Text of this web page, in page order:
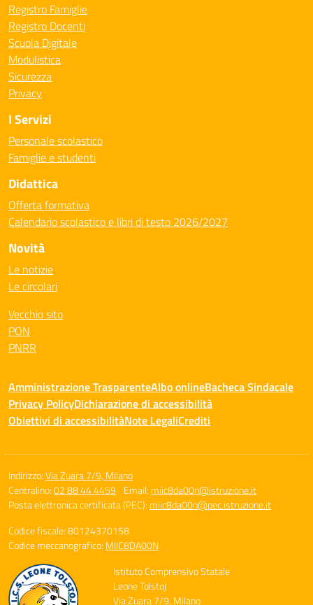
Registro Famiglie
Registro Docenti
Scuola Digitale
Modulistica
Sicurezza
Privacy
I Servizi
Personale scolastico
Famiglie e studenti
Didattica
Offerta formativa
Calendario scolastico e libri di testo 2026/2027
Novità
Le notizie
Le circolari
Vecchio sito
PON
PNRR
Amministrazione TrasparenteAlbo onlineBacheca Sindacale
Privacy PolicyDichiarazione di accessibilità
Obiettivi di accessibilitàNote LegaliCrediti
Indirizzo:Via Zuara 7/9, Milano
Centralino:02 88 44 4459 Email: miic8da00n@istruzione.it
Posta elettronica certificata (PEC): miic8da00n@pec.istruzione.it
Codice fiscale: 80124370158
Codice meccanografico: MIIC8DA00N
Istituto Comprensivo Statale
Leone Tolstoj
Via Zuara 7/9, Milano